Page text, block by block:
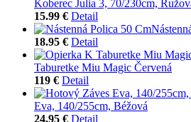
Koberec Julia 3, 70/230cm,
15.99 € Detail
18.95 € Detail
Taburetke Miu Magic Červená
119 € Detail
Eva, 140/255cm, Béžová
24.95 € Detail